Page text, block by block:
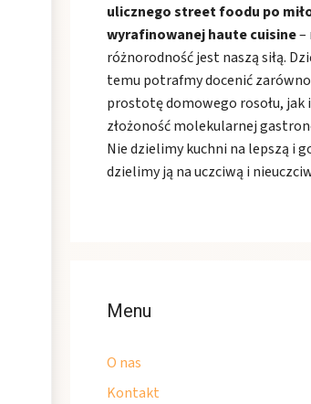
ulicznego street foodu po
wyrafinowanej haute cuisine–
różnorodność jest naszą siłą.
temu potrafmy docenić zarówno
prostotę domowego rosołu, jak i
złożoność molekularnej
Nie dzielimy kuchni na lepszą i
dzielimy ją na uczciwą i
Menu
O nas
Kontakt